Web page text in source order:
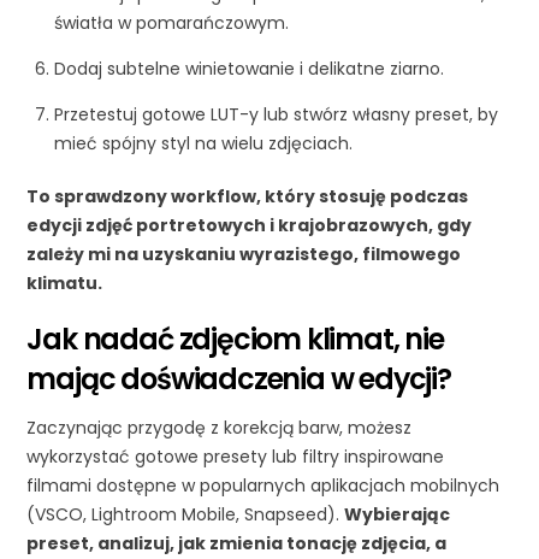
światła w pomarańczowym.
Dodaj subtelne winietowanie i delikatne ziarno.
Przetestuj gotowe LUT-y lub stwórz własny preset, by
mieć spójny styl na wielu zdjęciach.
To sprawdzony workflow, który stosuję podczas
edycji zdjęć portretowych i krajobrazowych, gdy
zależy mi na uzyskaniu wyrazistego, filmowego
klimatu.
Jak nadać zdjęciom klimat, nie
mając doświadczenia w edycji?
Zaczynając przygodę z korekcją barw, możesz
wykorzystać gotowe presety lub filtry inspirowane
filmami dostępne w popularnych aplikacjach mobilnych
(VSCO, Lightroom Mobile, Snapseed).Wybierając
preset, analizuj, jak zmienia tonację zdjęcia, a